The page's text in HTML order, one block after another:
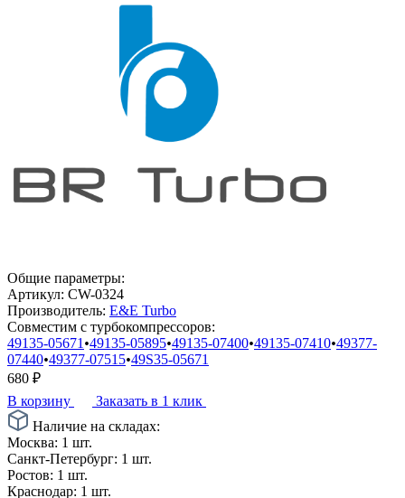
Общие параметры:
Артикул: CW-0324
Производитель: E&E Turbo
Совместим с турбокомпрессоров:
49135-05671 •49135-05895•49135-07400•49135-07410•49377-
07440•49377-07515•49S35-05671
680 ₽
В корзину
Заказать в 1 клик
Наличие на складах:
Москва: 1 шт.
Санкт-Петербург: 1 шт.
Ростов: 1 шт.
Краснодар: 1 шт.